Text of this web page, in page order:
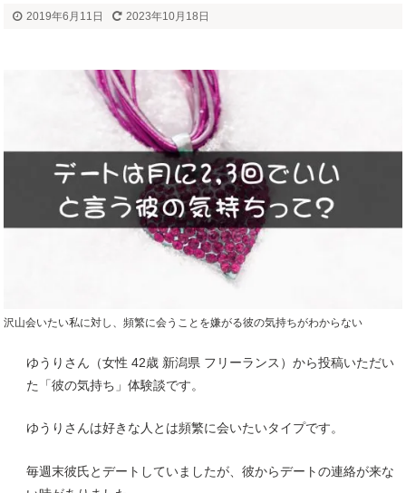
2019年6月11日 2023年10月18日
沢山会いたい私に対し、頻繁に会うことを嫌がる彼の気持ちがわからない
ゆうりさん（女性 42歳 新潟県 フリーランス）から投稿いただい
た「彼の気持ち」体験談です。
ゆうりさんは好きな人とは頻繁に会いたいタイプです。
毎週末彼氏とデートしていましたが、彼からデートの連絡が来な